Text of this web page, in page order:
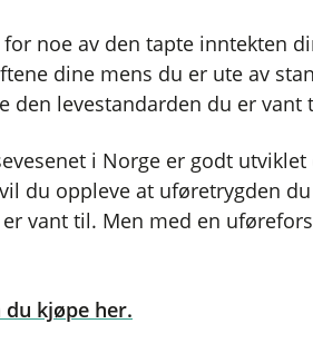
noe av den tapte inntekten
dine mens du er ute av
den levestandarden du er vant
i Norge er godt utviklet
du oppleve at uføretrygden
vant til. Men med en
kjøpe her.